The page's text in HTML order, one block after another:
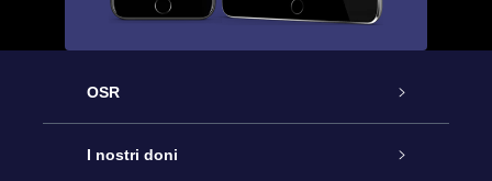
OSR
Assistenza
I nostri doni